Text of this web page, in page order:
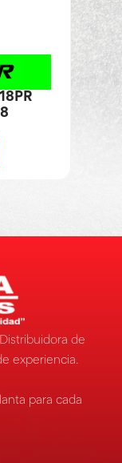
de
experiencia.
para cada